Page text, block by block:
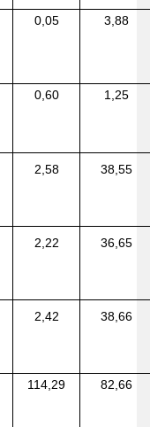
0,05 3,88
0,60 1,25
2,58 38,55
2,22 36,65
2,42 38,66
114,29 82,66